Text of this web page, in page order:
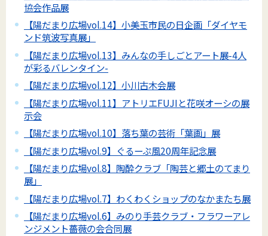
協会作品展
【陽だまり広場vol.14】小美玉市民の日企画「ダイヤモ
ンド筑波写真展」
【陽だまり広場vol.13】みんなの手しごとアート展-4人
が彩るバレンタイン-
【陽だまり広場vol.12】小川古木会展
【陽だまり広場vol.11】アトリエFUJIと花咲オーシの展
示会
【陽だまり広場vol.10】落ち葉の芸術「葉画」展
【陽だまり広場vol.9】ぐるーぷ風20周年記念展
【陽だまり広場vol.8】陶酔クラブ「陶芸と郷土のてまり
展」
【陽だまり広場vol.7】わくわくショップのなかまたち展
【陽だまり広場vol.6】みのり手芸クラブ・フラワーアレ
ンジメント薔薇の会合同展